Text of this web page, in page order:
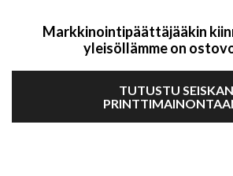
Markkinointipäättäjääkin
yleisöllämme on
TUTUSTU SEISKAN